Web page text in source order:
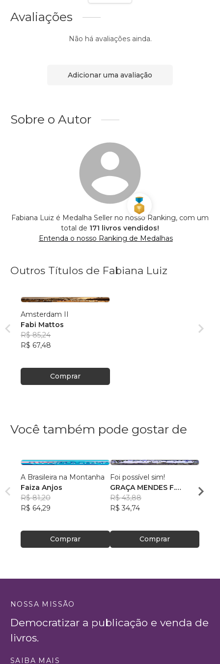
Avaliações
Não há avaliações ainda.
Adicionar uma avaliação
Sobre o Autor
Fabiana Luiz é Medalha Seller no nosso Ranking, com um
total de 171 livros vendidos!
Entenda o nosso Ranking de Medalhas
Outros Títulos de Fabiana Luiz
Amsterdam II
Fabi Mattos
R$ 85,24
R$ 67,48
Comprar
Você também pode gostar de
A Brasileira na Montanha
Faiza Anjos
R$ 81,20
R$ 64,29
Comprar
Foi possível sim!
GRAÇA MENDES F.
BASTOS
R$ 43,88
R$ 34,74
Comprar
Ana
R$
NOSSA MISSÃO
Democratizar a publicação e venda de
livros.
SAIBA MAIS